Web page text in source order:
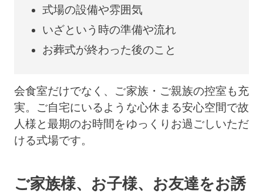
式場の設備や雰囲気
いざという時の準備や流れ
お葬式が終わった後のこと
会食室だけでなく、ご家族・ご親族の控室も充
実。ご自宅にいるような心休まる安心空間で故
人様と最期のお時間をゆっくりお過ごしいただ
ける式場です。
ご家族様、お子様、お友達をお誘